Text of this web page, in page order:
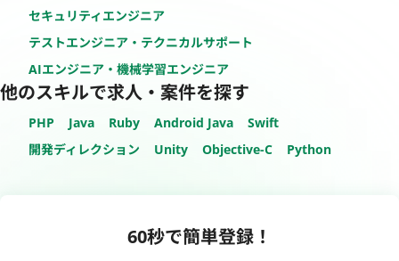
セキュリティエンジニア
テストエンジニア・テクニカルサポート
AIエンジニア・機械学習エンジニア
他のスキルで求人・案件を探す
PHP Java Ruby Android Java
Swift
開発ディレクション
Unity Objective-C Python
60秒で簡単登録！